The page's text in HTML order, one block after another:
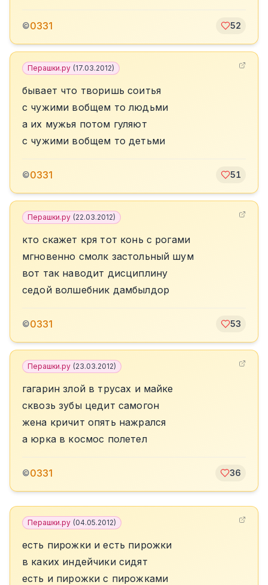
©0331 52
Перашки.ру (17.03.2012)
бывает что творишь соитья
с чужими вобщем то людьми
а их мужья потом гуляют
с чужими вобщем то детьми
©0331 51
Перашки.ру (22.03.2012)
кто скажет кря тот конь с рогами
мгновенно смолк застольный шум
вот так наводит дисциплину
седой волшебник дамбылдор
©0331 53
Перашки.ру (23.03.2012)
гагарин злой в трусах и майке
сквозь зубы цедит самогон
жена кричит опять нажрался
а юрка в космос полетел
©0331 36
Перашки.ру (04.05.2012)
есть пирожки и есть пирожки
в каких индейчики сидят
есть и пирожки с пирожками